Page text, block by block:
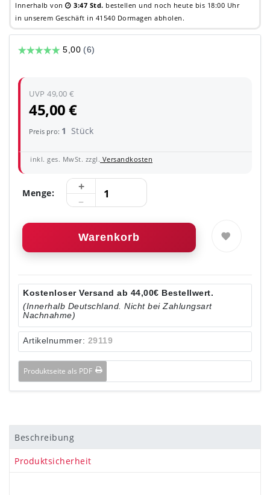
Innerhalb von 3:47 Std. bestellen und noch heute bis 18:00 Uhr
in unserem Geschäft in 41540 Dormagen abholen.
UVP 49,00 €
45,00 €
Preis pro: 1 Stück
inkl. ges. MwSt. zzgl. Versandkosten
Menge:
Warenkorb
Kostenloser Versand ab 44,00€ Bestellwert.
(Innerhalb Deutschland. Nicht bei Zahlungsart
Nachnahme)
Artikelnummer: 29119
Produktseite als PDF
Beschreibung
Produktsicherheit